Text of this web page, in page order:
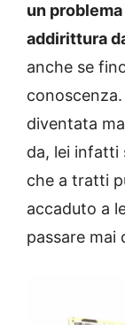
un
addirittura
anche se
diventata
da, lei infatti
che a tratti
accaduto a
passare mai